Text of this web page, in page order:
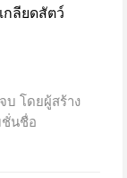
กลียดสัตว์
บ โดยผู้สร้าง
ชั่นชื่อ